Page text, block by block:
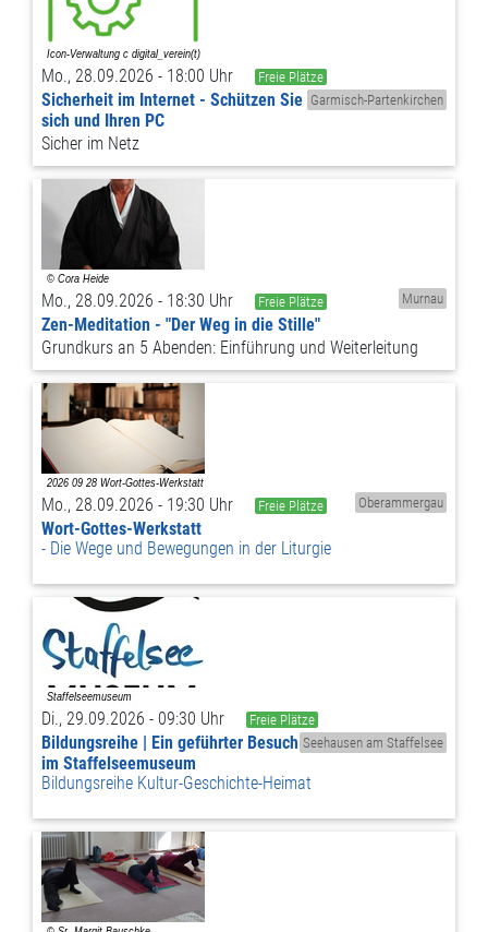
Mo., 28.09.2026 - 18:00 Uhr
Freie Plätze
Garmisch-Partenkirchen
Sicherheit im Internet - Schützen Sie
sich und Ihren PC
Sicher im Netz
Mo., 28.09.2026 - 18:30 Uhr Freie Plätze Murnau
Zen-Meditation - "Der Weg in die Stille"
Grundkurs an 5 Abenden: Einführung und Weiterleitung
Mo., 28.09.2026 - 19:30 Uhr Freie Plätze Oberammergau
Wort-Gottes-Werkstatt
Die Wege und Bewegungen in der Liturgie
Di., 29.09.2026 - 09:30 Uhr
Freie Plätze
Seehausen am Staffelsee
Bildungsreihe | Ein geführter Besuch
im Staffelseemuseum
Bildungsreihe Kultur-Geschichte-Heimat